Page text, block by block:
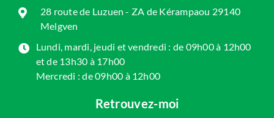
28 route de Luzuen - ZA de Kérampaou 29140
Melgven
Lundi, mardi, jeudi et vendredi : de 09h00 à 12h00
et de 13h30 à 17h00
Mercredi : de 09h00 à 12h00
Retrouvez-moi